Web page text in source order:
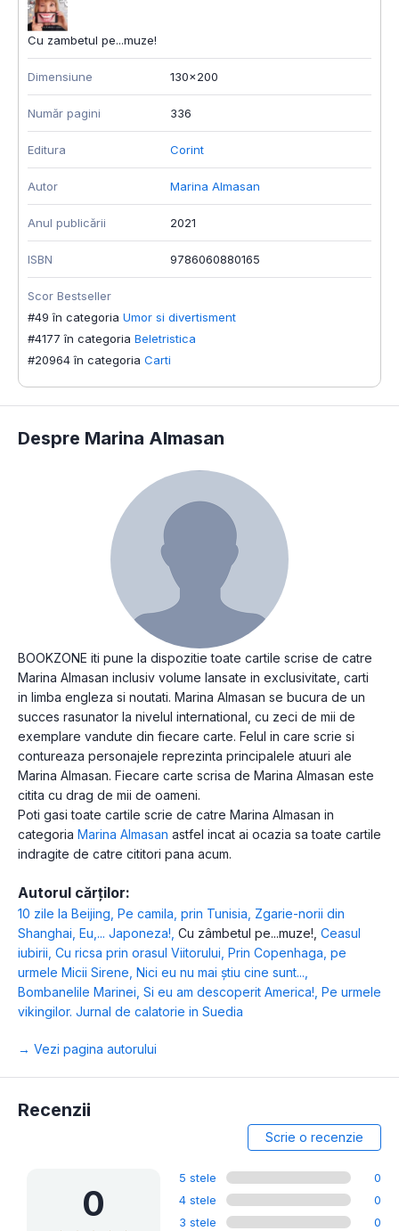
Cu zambetul pe...muze!
Dimensiune 130x200
Număr pagini 336
Editura Corint
Autor Marina Almasan
Anul publicării 2021
ISBN 9786060880165
Scor Bestseller
#49 în categoria Umor si divertisment
#4177 în categoria Beletristica
#20964 în categoria Carti
Despre Marina Almasan
BOOKZONE iti pune la dispozitie toate cartile scrise de catre
Marina Almasan inclusiv volume lansate in exclusivitate, carti
in limba engleza si noutati. Marina Almasan se bucura de un
succes rasunator la nivelul international, cu zeci de mii de
exemplare vandute din fiecare carte. Felul in care scrie si
contureaza personajele reprezinta principalele atuuri ale
Marina Almasan. Fiecare carte scrisa de Marina Almasan este
citita cu drag de mii de oameni.
Poti gasi toate cartile scrie de catre Marina Almasan in
categoria Marina Almasan astfel incat ai ocazia sa toate cartile
indragite de catre cititori pana acum.
Autorul cărților:
10 zile la Beijing Pe camila, prin Tunisia Zgarie-norii din
Shanghai Eu,... Japoneza! Cu zâmbetul pe...muze! Ceasul
iubirii Cu ricsa prin orasul Viitorului Prin Copenhaga, pe
urmele Micii Sirene Nici eu nu mai ştiu cine sunt...
Bombanelile Marinei Si eu am descoperit America! Pe urmele
vikingilor. Jurnal de calatorie in Suedia
→ Vezi pagina autorului
Recenzii
Scrie o recenzie
0
5 stele
0
4 stele
0
3 stele
0